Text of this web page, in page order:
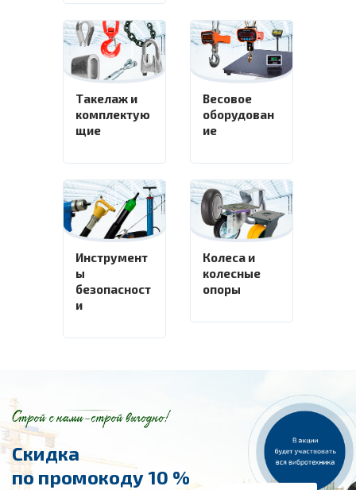
Такелаж и
комплектую
щие
Весовое
оборудован
ие
Инструмент
ы
безопасност
и
Колеса и
колесные
опоры
Скидка
по промокоду 10 %